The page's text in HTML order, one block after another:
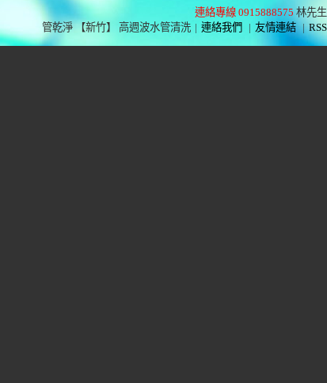
連絡專線 0915888575 林先生
管乾淨 【新竹】 高週波水管清洗 | 連絡我們 | 友情連結 | RSS